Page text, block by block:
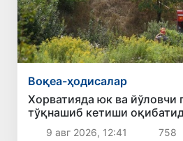
Воқеа-ҳодисалар
Хорватияда юк ва йўловчи
тўқнашиб кетиши
жабрланди
9 авг 2026, 12:41 758